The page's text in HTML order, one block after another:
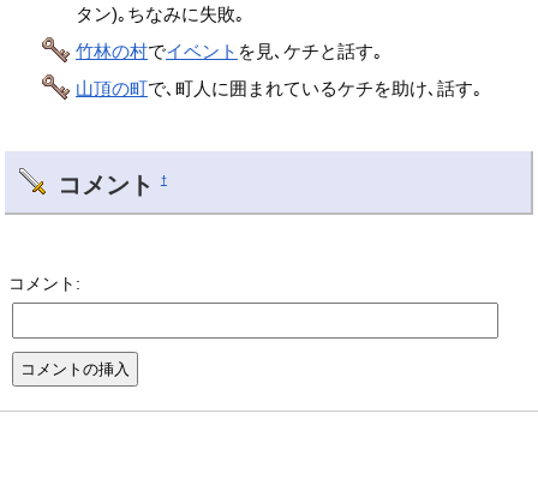
タン)｡ちなみに失敗｡
竹林の村でイベント を見､ケチと話す｡
山頂の町で､町人に囲まれているケチを助け､話す｡
コメント †
コメント: